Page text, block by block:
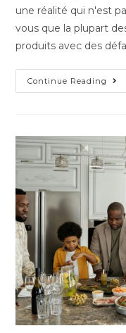
une réalité qui n'est
vous que la plupart
produits avec des
Continue Reading